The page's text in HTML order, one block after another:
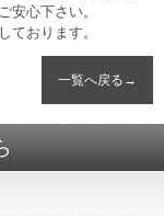
安心下さい。
ております。
一覧へ戻る→